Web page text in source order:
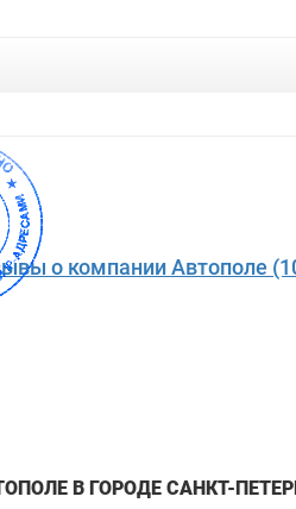
о компании Автополе
В ГОРОДЕ САНКТ-